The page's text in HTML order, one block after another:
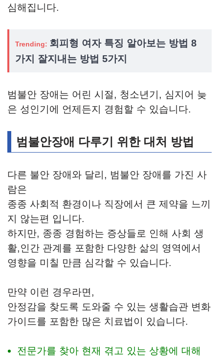
심해집니다.
Trending: 회피형 여자 특징 알아보는 방법 8
가지 잘지내는 방법 5가지
범불안 장애는 어린 시절, 청소년기, 심지어 늦
은 성인기에 언제든지 경험할 수 있습니다.
범불안장애 다루기 위한 대처 방법
다른 불안 장애와 달리, 범불안 장애를 가진 사
람은
종종 사회적 환경이나 직장에서 큰 제약을 느끼
지 않는편 입니다.
하지만, 종종 경험하는 증상들로 인해 사회 생
활,인간 관계를 포함한 다양한 삶의 영역에서
영향을 미칠 만큼 심각할 수 있습니다.
만약 이런 경우라면,
안정감을 찾도록 도와줄 수 있는 생활습관 변화
가이드를 포함한 많은 치료법이 있습니다.
전문가를 찾아 현재 겪고 있는 상황에 대해